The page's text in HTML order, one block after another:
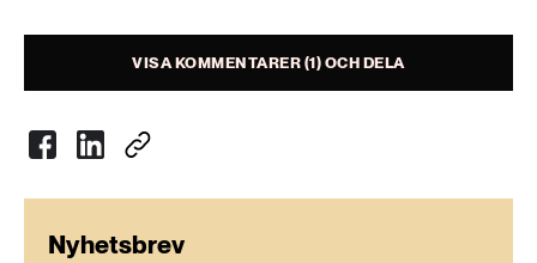
VISA KOMMENTARER (1) OCH DELA
Nyhetsbrev